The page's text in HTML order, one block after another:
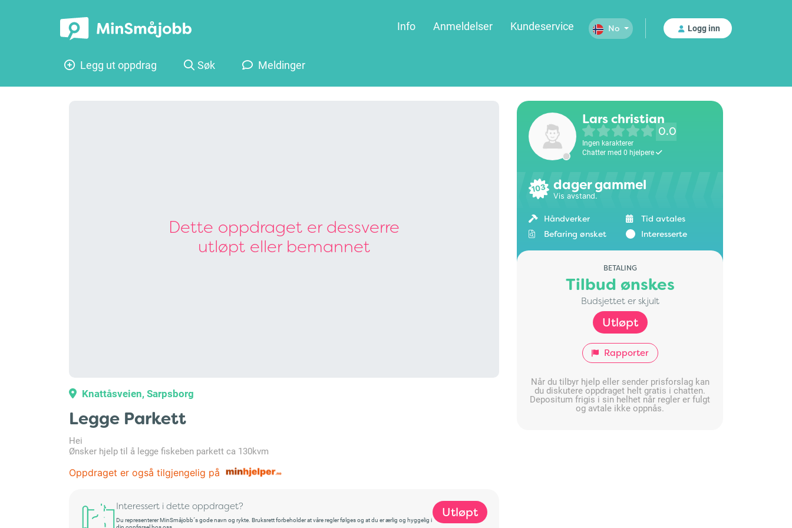
Info Anmeldelser Kundeservice No Logg inn
Legg ut oppdrag Søk Meldinger
Dette oppdraget er dessverre
utløpt eller bemannet
Knattåsveien, Sarpsborg
Legge Parkett
Hei
Ønsker hjelp til å legge fiskeben parkett ca 130kvm
Oppdraget er også tilgjengelig på
Interessert i dette oppdraget?
Du representerer MinSmåjobb´s gode navn og rykte. Bruksrett forbeholder at våre regler følges og at du er ærlig og hyggelig i
Utløpt
Lars christian
0.0
Ingen karakterer
Chatter med 0 hjelpere
103 dager gammel
Vis avstand.
Håndverker
Tid avtales
Befaring ønsket
Interesserte
BETALING
Tilbud ønskes
Budsjettet er skjult
Utløpt
Rapporter
Når du tilbyr hjelp eller sender prisforslag kan
du diskutere oppdraget helt gratis i chatten.
Depositum frigis i sin helhet når regler er fulgt
og avtale ikke oppnås.